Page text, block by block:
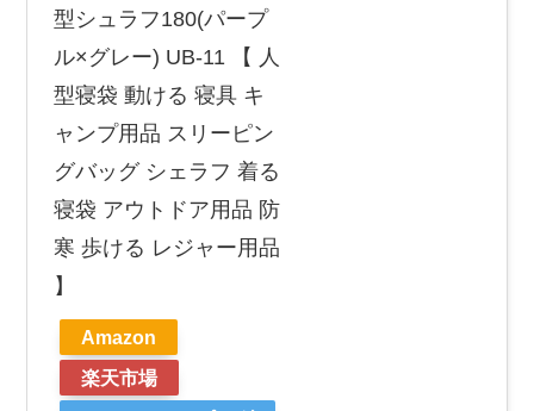
型シュラフ180(パープ
ル×グレー) UB-11 【 人
型寝袋 動ける 寝具 キ
ャンプ用品 スリーピン
グバッグ シェラフ 着る
寝袋 アウトドア用品 防
寒 歩ける レジャー用品
】
Amazon
楽天市場